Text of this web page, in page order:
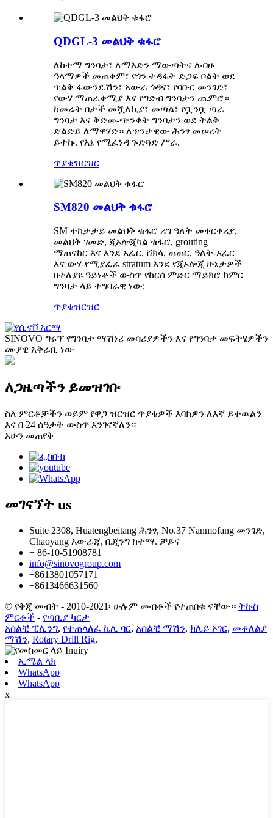
QDGL-3 መልህቅ ቁፋሮ
ለከተማ ግንባታ፣ ለማእድን ማውጣትና ለብዙ
ዓላማዎች መጠቀም፣ የጎን ተዳፋት ድጋፍ ቦልት ወደ
ጥልቅ ፋውንዴሽን፣ አውራ ጎዳና፣ የባቡር መንገድ፣
የውሃ ማጠራቀሚያ እና የግድብ ግንባታን ጨምሮ።
ከመሬት በታች መሿለኪያ፣ መጣል፣ የቧንቧ ጣራ
ግንባታ እና ቅድመ-ጭንቀት ግንባታን ወደ ትልቅ
ድልድይ ለማዋሃድ። ለጥንታዊው ሕንፃ መሠረት
ይተኩ. የእኔ የሚፈነዳ ጉድጓድ ሥራ.
ጥያቄዝርዝር
SM820 መልህቅ ቁፋሮ
SM ተከታታይ መልህቅ ቁፋሮ ሪግ ዓለት መቀርቀሪያ,
መልህቅ ገመድ, ጂኦሎጂካል ቁፋሮ, grouting
ማጠናከር እና እንደ አፈር, ሸክላ, ጠጠር, ዓለት-አፈር
እና ውሃ-የሚያፈራ stratum እንደ የጂኦሎጂ ሁኔታዎች
በተለያዩ ዓይነቶች ውስጥ የከርሰ ምድር ማይክሮ ክምር
ግንባታ ላይ ተግባራዊ ነው;
ጥያቄዝርዝር
SINOVO ግሩፕ የግንባታ ማሽነሪ መሳሪያዎችን እና የግንባታ መፍትሄዎችን
ሙያዊ አቅራቢ ነው
ለጋዜጣችን ይመዝገቡ
ስለ ምርቶቻችን ወይም የዋጋ ዝርዝር ጥያቄዎች እባክዎን ለእኛ ይተዉልን
እና በ 24 ሰዓታት ውስጥ እንገናኛለን።
አሁን መጠየቅ
መገናኘት us
Suite 2308, Huatengbeitang ሕንፃ, No.37 Nanmofang መንገድ,
Chaoyang አውራጃ, ቤጂንግ ከተማ. ቻይና
+ 86-10-51908781
info@sinovogroup.com
+8613801057171
+8613466631560
© የቅጂ መብት - 2010-2021፡ ሁሉም መብቶች የተጠበቁ ናቸው። ትኩስ
ምርቶች - የጣቢያ ካርታ
አሰልቺ ፒሊንግ, የተጠላለፈ ኬሊ ባር, አሰልቺ ማሽን, ክሌይ ኦገር, መቆለልያ
ማሽን, Rotary Drill Rig,
ኢሜል ላክ
WhatsApp
WhatsApp
x